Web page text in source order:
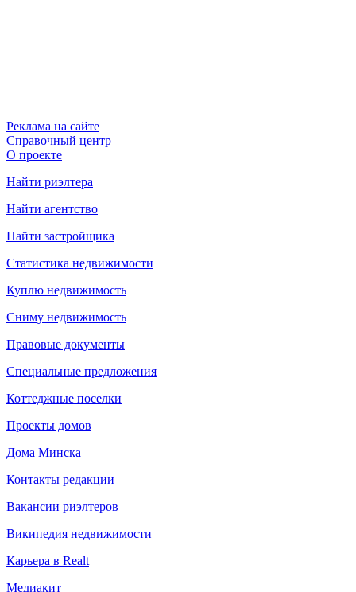
Реклама на сайте
Справочный центр
О проекте
Найти риэлтера
Найти агентство
Найти застройщика
Статистика недвижимости
Куплю недвижимость
Сниму недвижимость
Правовые документы
Специальные предложения
Коттеджные поселки
Проекты домов
Дома Минска
Контакты редакции
Вакансии риэлтеров
Википедия недвижимости
Карьера в Realt
Медиакит